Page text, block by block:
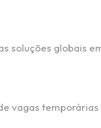
soluções globais
vagas